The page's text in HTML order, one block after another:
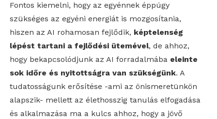
Fontos kiemelni, hogy az egyénnek éppúgy
szükséges az egyéni energiát is mozgosítania,
hiszen az AI rohamosan fejlődik, képtelenség
lépést tartani a fejlődési ütemével, de ahhoz,
hogy bekapcsolódjunk az AI forradalmába eleinte
sok időre és nyitottságra van szükségünk. A
tudatosságunk erősítése -ami az önismeretünkön
alapszik- mellett az élethosszig tanulás elfogadása
és alkalmazása ma a kulcs ahhoz, hogy a jövő